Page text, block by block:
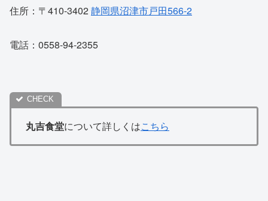
住所：〒410-3402 静岡県沼津市戸田566-2
電話：0558-94-2355
丸吉食堂について詳しくはこちら